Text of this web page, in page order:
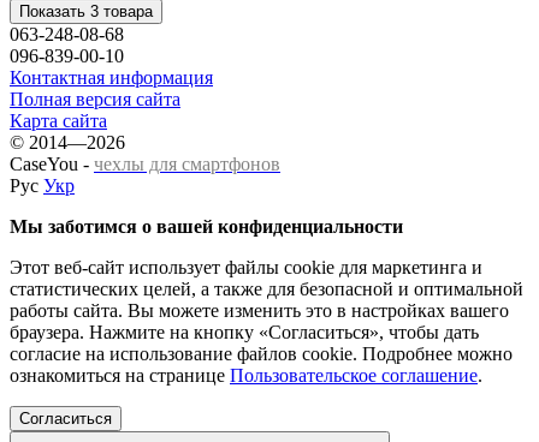
Показать 3 товара
063-248-08-68
096-839-00-10
Контактная информация
Полная версия сайта
Карта сайта
© 2014—2026
CaseYou - чехлы для смартфонов
Рус Укр
Мы заботимся о вашей конфиденциальности
Этот веб-сайт использует файлы cookie для маркетинга и
статистических целей, а также для безопасной и оптимальной
работы сайта. Вы можете изменить это в настройках вашего
браузера. Нажмите на кнопку «Согласиться», чтобы дать
согласие на использование файлов cookie. Подробнее можно
ознакомиться на странице Пользовательское соглашение.
Согласиться